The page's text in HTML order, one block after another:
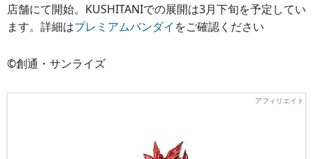
店舗にて開始。KUSHITANIでの展開は3月下旬を予定してい
ます。詳細はプレミアムバンダイ をご確認ください
©創通・サンライズ